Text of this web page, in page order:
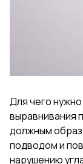
Для чего
выравнивания
должным
подводом и
нарушению